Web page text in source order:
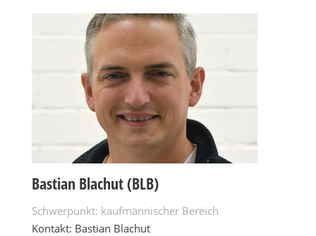
Bastian Blachut (BLB)
Schwerpunkt: kaufmännischer Bereich
Kontakt: Bastian Blachut